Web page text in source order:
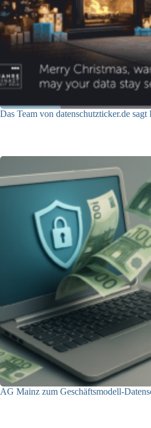
Das Team von datenschutzticker.de
AG Mainz zum Geschäftsmodell-